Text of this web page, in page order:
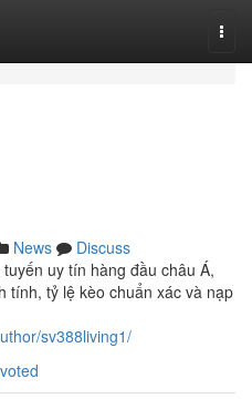
News
Discuss
uy tín hàng đầu châu Á,
tính, tỷ lệ kèo chuẩn xác và nạp
sv388living1/